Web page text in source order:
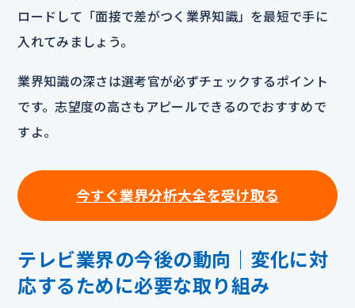
ロードして「面接で差がつく業界知識」を最短で手に
入れてみましょう。
業界知識の深さは選考官が必ずチェックするポイント
です。志望度の高さもアピールできるのでおすすめで
すよ。
今すぐ業界分析大全を受け取る
テレビ業界の今後の動向｜変化に対
応するために必要な取り組み